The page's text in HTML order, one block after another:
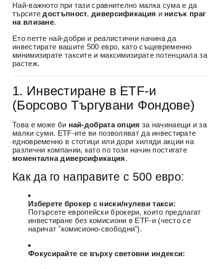
Най-важното при тази сравнително малка сума е да
търситедостъпност,диверсификация и нисък праг
на влизане.
Ето петте най-добри и реалистични начина да
инвестирате вашите 500 евро, като същевременно
минимизирате таксите и максимизирате потенциала за
растеж.
1. Инвестиране в ETF-и
(Борсово Търгувани Фондове)
Това е може би най-добрата опция за начинаещи и за
малки суми. ETF-ите ви позволяват да инвестирате
едновременно в стотици или дори хиляди акции на
различни компании, като по този начин постигате
моментална диверсификация.
Как да го направите с 500 евро:
Изберете брокер с ниски/нулеви такси:
Потърсете европейски брокери, които предлагат
инвестиране без комисиони в ETF-и (често се
наричат "комисионо-свободни").
Фокусирайте се върху световни индекси: